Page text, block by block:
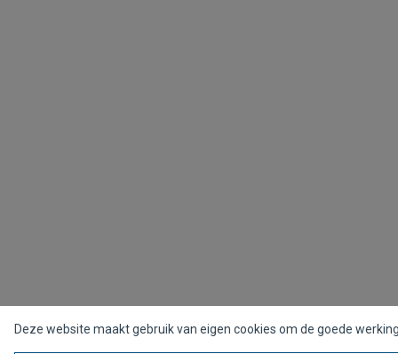
Deze website maakt gebruik van eigen cookies om de goede